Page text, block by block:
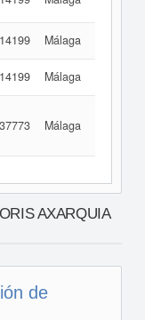
Málaga
Málaga
Málaga
AXARQUIA
de